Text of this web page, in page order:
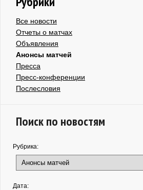
Все новости
Отчеты о матчах
Объявления
Анонсы матчей
Пресса
Пресс-конференции
Послесловия
Поиск по новостям
Рубрика:
Дата: